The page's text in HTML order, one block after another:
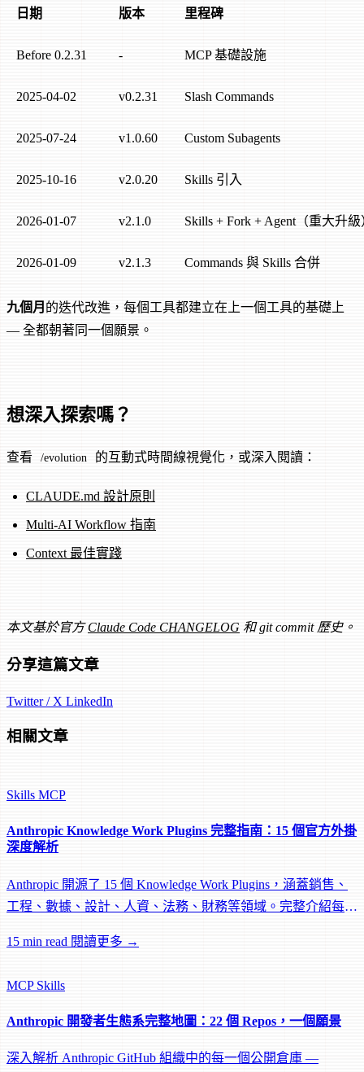
日期 版本 里程碑
Before 0.2.31 - MCP 基礎設施
2025-04-02 v0.2.31 Slash Commands
2025-07-24 v1.0.60 Custom Subagents
2025-10-16 v2.0.20 Skills 引入
2026-01-07 v2.1.0 Skills + Fork + Agent（重大升級
2026-01-09 v2.1.3 Commands 與 Skills 合併
九個月 的迭代改進，每個工具都建立在上一個工具的基礎上
— 全都朝著同一個願景。
想深入探索嗎？
查看 /evolution 的互動式時間線視覺化，或深入閱讀：
CLAUDE.md 設計原則
Multi-AI Workflow 指南
Context 最佳實踐
本文基於官方Claude Code CHANGELOG 和 git commit 歷史。
分享這篇文章
Twitter / X LinkedIn
相關文章
Skills MCP
Anthropic Knowledge Work Plugins 完整指南：15 個官方外掛
深度解析
Anthropic 開源了 15 個 Knowledge Work Plugins，涵蓋銷售、
工程、數據、設計、人資、法務、財務等領域。完整介紹每個
15 min read 閱讀更多 →
MCP Skills
Anthropic 開發者生態系完整地圖：22 個 Repos，一個願景
深入解析 Anthropic GitHub 組織中的每一個公開倉庫 —